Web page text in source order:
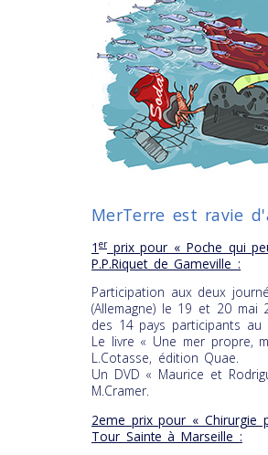
MerTerre est ravie
1 erprix pour « Poche qui
P.P.Riquet de Gameville :
Participation aux deux
(Allemagne) le 19 et 20 mai
des 14 pays participants
Le livre « Une mer propre,
L.Cotasse, édition Quae.
Un DVD « Maurice et
M.Cramer.
2eme prix pour « Chirurgie
Tour Sainte à Marseille :